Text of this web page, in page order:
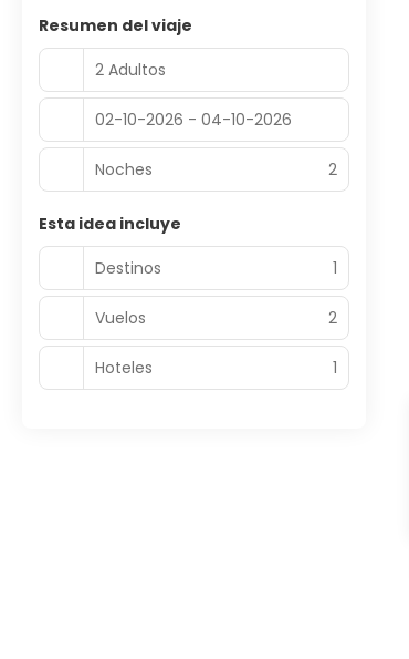
Resumen del viaje
2 Adultos
02-10-2026 - 04-10-2026
Noches 2
Esta idea incluye
Destinos
1
Vuelos 2
Hoteles 1